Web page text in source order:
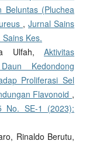
Beluntas (Pluchea
,Jurnal Sains
Kes.
Ulfah,Aktivitas
Kedondong
Proliferasi Sel
Flavonoid ,
No. SE-1 (2023):
Rinaldo Berutu,